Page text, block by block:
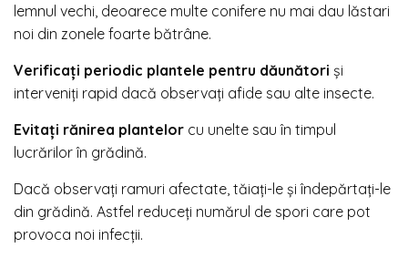
lemnul vechi, deoarece multe conifere nu mai dau lăstari
noi din zonele foarte bătrâne.
Verificați periodic plantele pentru dăunători și
interveniți rapid dacă observați afide sau alte insecte.
Evitați rănirea plantelor cu unelte sau în timpul
lucrărilor în grădină.
Dacă observați ramuri afectate, tăiați-le și îndepărtați-le
din grădină. Astfel reduceți numărul de spori care pot
provoca noi infecții.